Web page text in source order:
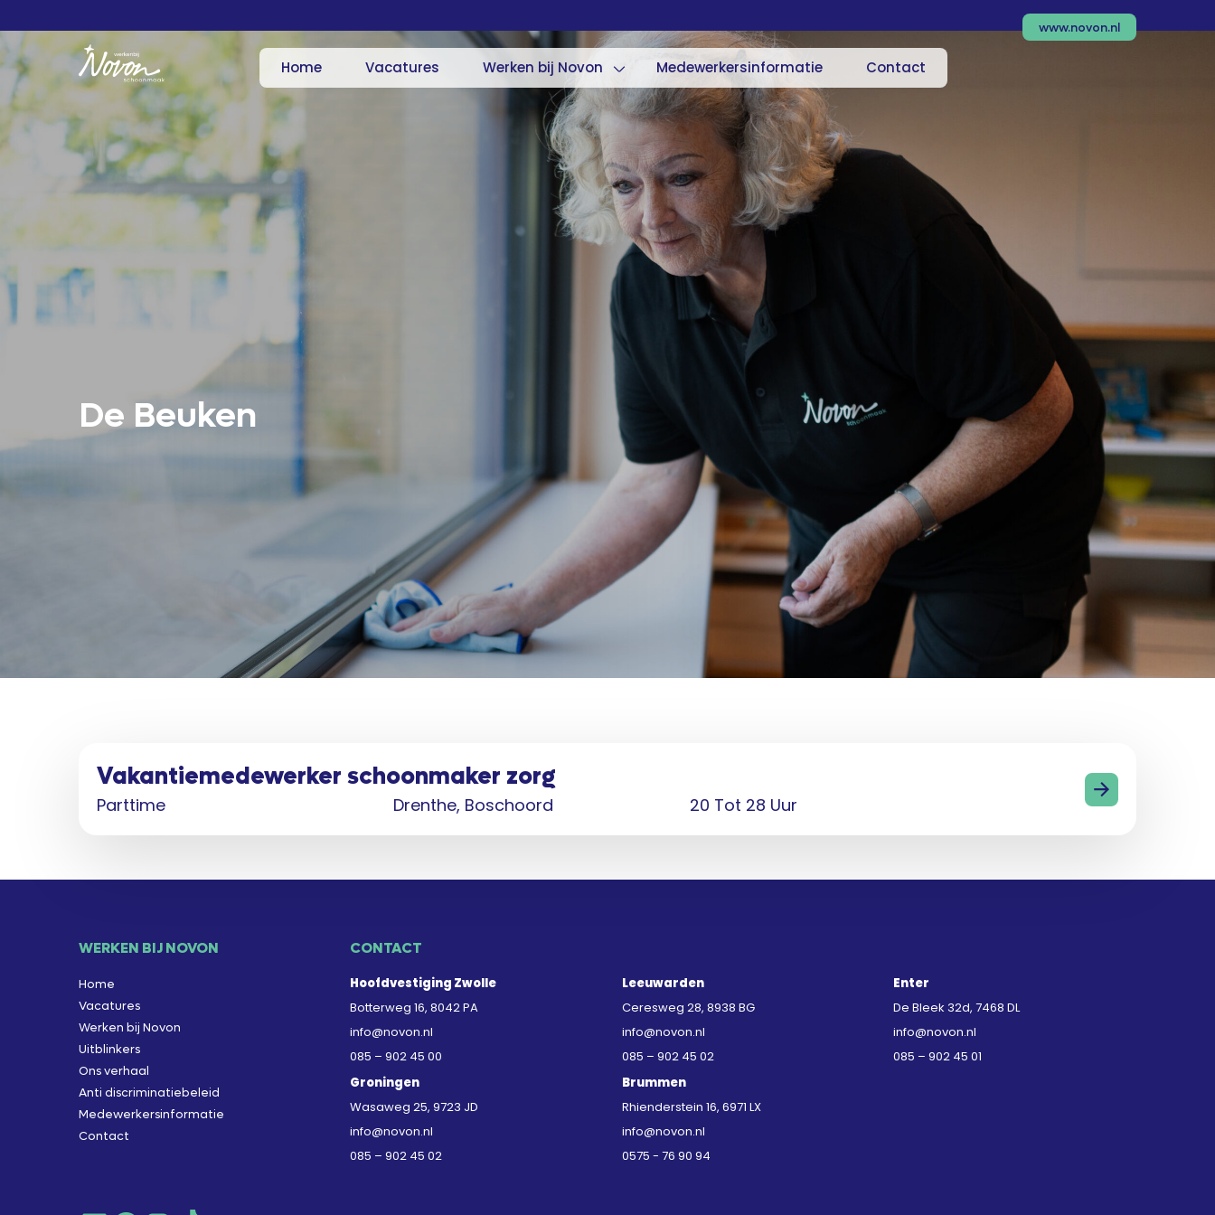
www.novon.nl
Home Vacatures Werken bij Novon Medewerkersinformatie Contact
De Beuken
Vakantiemedewerker schoonmaker zorg
Parttime Drenthe, Boschoord 20 Tot 28 Uur
WERKEN BIJ NOVON
Home
Vacatures
Werken bij Novon
Uitblinkers
Ons verhaal
Anti discriminatiebeleid
Medewerkersinformatie
Contact
CONTACT
Hoofdvestiging Zwolle
Botterweg 16, 8042 PA
info@novon.nl
085 – 902 45 00
Leeuwarden
Ceresweg 28, 8938 BG
info@novon.nl
085 – 902 45 02
Enter
De Bleek 32d, 7468 DL
info@novon.nl
085 – 902 45 01
Groningen
Wasaweg 25, 9723 JD
info@novon.nl
085 – 902 45 02
Brummen
Rhienderstein 16, 6971 LX
info@novon.nl
0575 - 76 90 94